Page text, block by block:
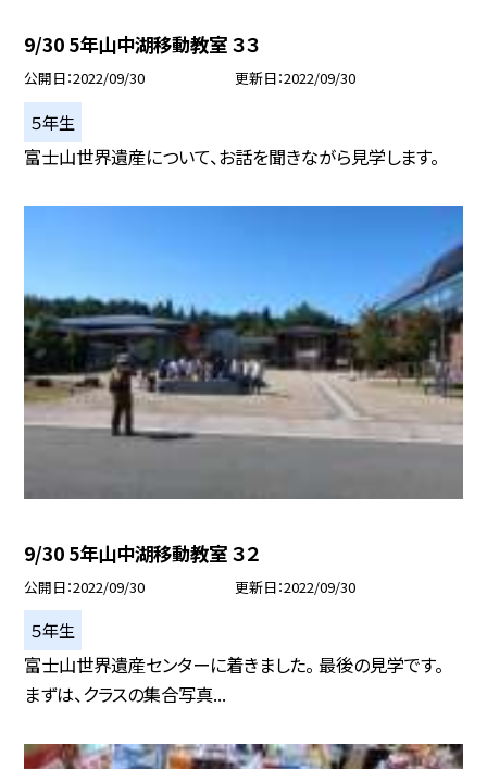
9/30 5年山中湖移動教室 ３３
公開日 2022/09/30 更新日 2022/09/30
５年生
富士山世界遺産について、お話を聞きながら見学します。
9/30 5年山中湖移動教室 ３２
公開日 2022/09/30 更新日 2022/09/30
５年生
富士山世界遺産センターに着きました。 最後の見学です。
まずは、クラスの集合写真...